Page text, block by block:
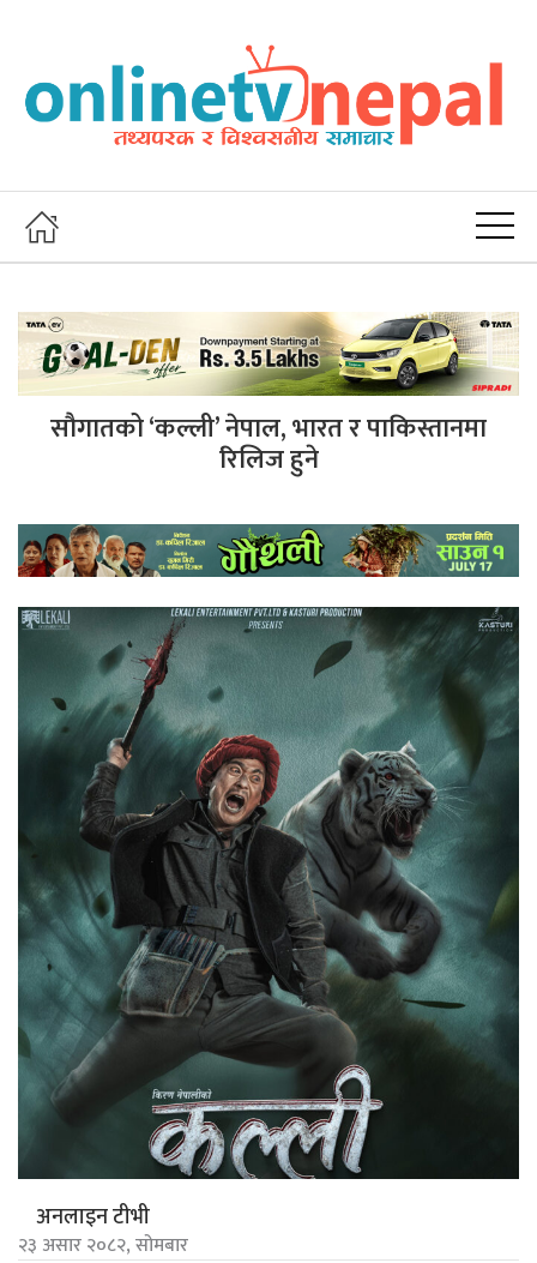
सौगातको ‘कल्ली’ नेपाल, भारत र पाकिस्तानमा
रिलिज हुने
अनलाइन टीभी
२३ असार २०८२, सोमबार